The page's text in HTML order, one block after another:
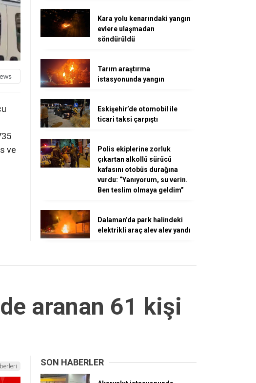
ve
Kara yolu kenarındaki yangın
evlere ulaşmadan
söndürüldü
Tarım araştırma
istasyonunda yangın
Eskişehir’de otomobil ile
ticari taksi çarpıştı
Polis ekiplerine zorluk
çıkartan alkollü sürücü
kafasını otobüs durağına
vurdu: “Yanıyorum, su verin.
Ben teslim olmaya geldim”
Dalaman’da park halindeki
elektrikli araç alev alev yandı
aranan 61 kişi
SON HABERLER